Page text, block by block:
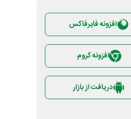
افزونه فایرفاکس
افزونه کروم
دریافت از بازار